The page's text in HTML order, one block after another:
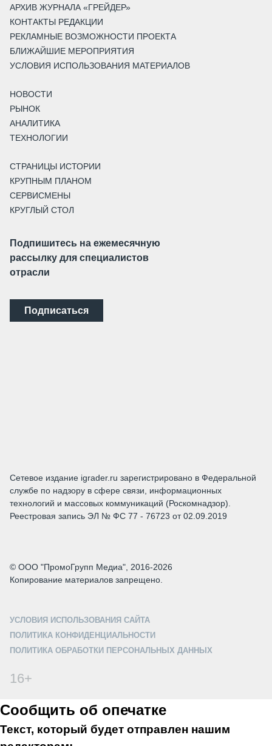
АРХИВ ЖУРНАЛА «ГРЕЙДЕР»
КОНТАКТЫ РЕДАКЦИИ
РЕКЛАМНЫЕ ВОЗМОЖНОСТИ ПРОЕКТА
БЛИЖАЙШИЕ МЕРОПРИЯТИЯ
УСЛОВИЯ ИСПОЛЬЗОВАНИЯ МАТЕРИАЛОВ
НОВОСТИ
РЫНОК
АНАЛИТИКА
ТЕХНОЛОГИИ
СТРАНИЦЫ ИСТОРИИ
КРУПНЫМ ПЛАНОМ
СЕРВИСМЕНЫ
КРУГЛЫЙ СТОЛ
Подпишитесь на ежемесячную
рассылку для специалистов
отрасли
Подписаться
Сетевое издание igrader.ru зарегистрировано в Федеральной
службе по надзору в сфере связи, информационных
технологий и массовых коммуникаций (Роскомнадзор).
Реестровая запись ЭЛ № ФС 77 - 76723 от 02.09.2019
© ООО "ПромоГрупп Медиа", 2016-2026
Копирование материалов запрещено.
УСЛОВИЯ ИСПОЛЬЗОВАНИЯ САЙТА
ПОЛИТИКА КОНФИДЕНЦИАЛЬНОСТИ
ПОЛИТИКА ОБРАБОТКИ ПЕРСОНАЛЬНЫХ ДАННЫХ
16+
Сообщить об опечатке
Текст, который будет отправлен нашим